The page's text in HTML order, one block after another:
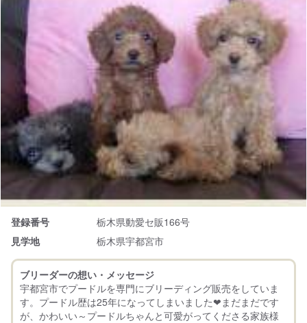
登録番号
栃木県動愛セ販166号
見学地
栃木県宇都宮市
ブリーダーの想い・メッセージ
宇都宮市でプードルを専門にブリーディング販売をしていま
す。プードル歴は25年になってしまいました❤まだまだです
が、かわいい～プードルちゃんと可愛がってくださる家族様